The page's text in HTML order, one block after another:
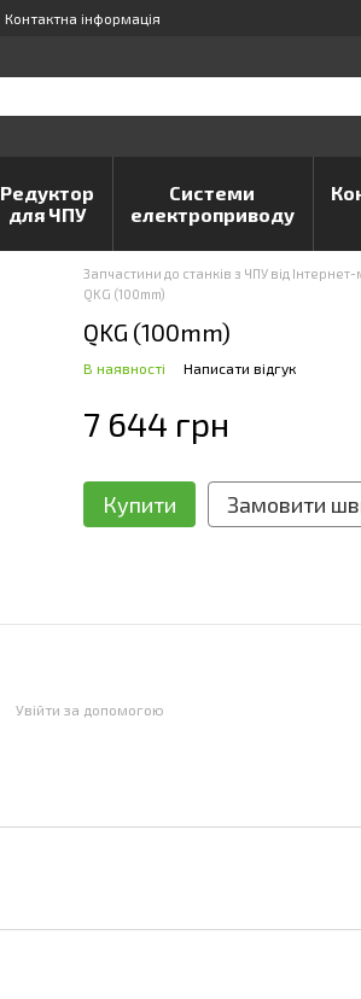
Контактна інформація
Редуктор
для ЧПУ
Системи
електроприводу
Запчастини до станків з ЧПУ від
QKG (100mm)
QKG (100mm)
В наявності Написати відгук
7 644 грн
Купити Замовити
Увійти за допомогою